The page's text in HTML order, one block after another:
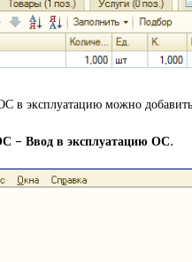
в эксплуатацию можно
– Ввод в эксплуатацию ОС.